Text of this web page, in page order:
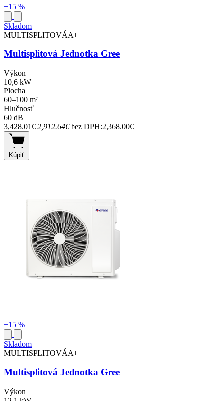
−15 %
Skladom
MULTISPLITOVÁA++
Multisplitová Jednotka Gree
Výkon
10,6 kW
Plocha
60–100 m²
Hlučnosť
60 dB
3,428.01€ 2,912.64€ bez DPH:2,368.00€
Kúpiť
−15 %
Skladom
MULTISPLITOVÁA++
Multisplitová Jednotka Gree
Výkon